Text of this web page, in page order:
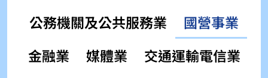
公務機關及公共服務業
國營事業
金融業
媒體業
交通運輸電信業